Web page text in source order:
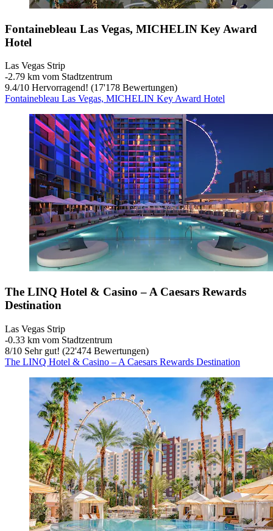
Fontainebleau Las Vegas, MICHELIN Key Award
Hotel
Las Vegas Strip
‐2.79 km vom Stadtzentrum
9.4/10 Hervorragend! (17'178 Bewertungen)
Fontainebleau Las Vegas, MICHELIN Key Award Hotel
The LINQ Hotel & Casino – A Caesars Rewards
Destination
Las Vegas Strip
‐0.33 km vom Stadtzentrum
8/10 Sehr gut! (22'474 Bewertungen)
The LINQ Hotel & Casino – A Caesars Rewards Destination